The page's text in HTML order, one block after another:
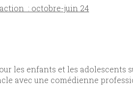
: octobre-juin 24
les enfants et les
avec une comédienne